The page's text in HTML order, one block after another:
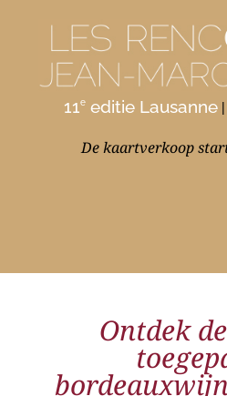
11eeditie Lausanne|
De kaartverkoop
Ontdek